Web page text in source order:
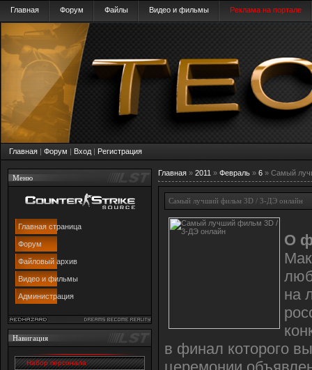
Главная Форум Файлы Видео и фильмы Реклама на портале
Главная | Форум | Вход | Регистрация
Меню
Главная страница
Форум
Файловый архив
Видео и фильмы
Администрация
Навигация
Набор персонала
Главная » 2011 » Февраль » 6 » Самый
Самый лучший фильм 3D / 3-ДЭ онлайн
О
на
в финал которого